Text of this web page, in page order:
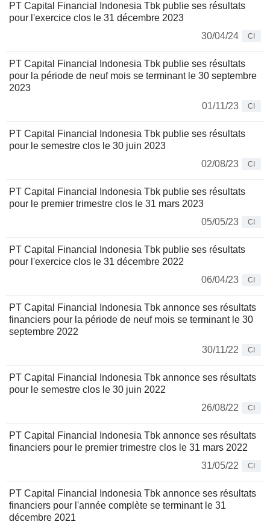
PT Capital Financial Indonesia Tbk publie ses résultats
pour l'exercice clos le 31 décembre 2023
30/04/24
CI
PT Capital Financial Indonesia Tbk publie ses résultats
pour la période de neuf mois se terminant le 30 septembre
2023
01/11/23
CI
PT Capital Financial Indonesia Tbk publie ses résultats
pour le semestre clos le 30 juin 2023
02/08/23
CI
PT Capital Financial Indonesia Tbk publie ses résultats
pour le premier trimestre clos le 31 mars 2023
05/05/23
CI
PT Capital Financial Indonesia Tbk publie ses résultats
pour l'exercice clos le 31 décembre 2022
06/04/23
CI
PT Capital Financial Indonesia Tbk annonce ses résultats
financiers pour la période de neuf mois se terminant le 30
septembre 2022
30/11/22
CI
PT Capital Financial Indonesia Tbk annonce ses résultats
pour le semestre clos le 30 juin 2022
26/08/22
CI
PT Capital Financial Indonesia Tbk annonce ses résultats
financiers pour le premier trimestre clos le 31 mars 2022
31/05/22
CI
PT Capital Financial Indonesia Tbk annonce ses résultats
financiers pour l'année complète se terminant le 31
décembre 2021